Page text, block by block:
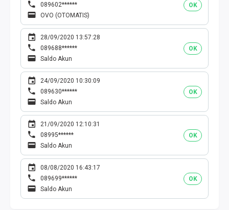
OK
089602******
OVO (OTOMATIS)
OK
28/09/2020 13:57:28
089688******
Saldo Akun
OK
24/09/2020 10:30:09
089630******
Saldo Akun
OK
21/09/2020 12:10:31
08995******
Saldo Akun
OK
08/08/2020 16:43:17
089699******
Saldo Akun